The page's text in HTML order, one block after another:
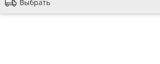
Эффект живого огня
Выбрать